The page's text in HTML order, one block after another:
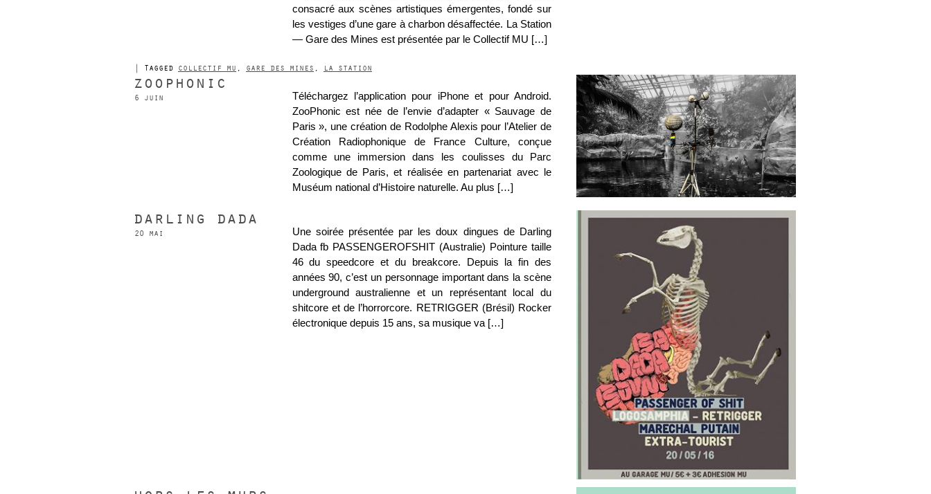
consacré aux scènes artistiques émergentes, fondé sur
les vestiges d’une gare à charbon désaffectée. La Station
— Gare des Mines est présentée par le Collectif MU […]
Tagged collectif mu , gare des mines , la station
zoophonic
6 juin
Téléchargez l’application pour iPhone et pour Android.
ZooPhonic est née de l’envie d’adapter « Sauvage de
Paris », une création de Rodolphe Alexis pour l’Atelier de
Création Radiophonique de France Culture, conçue
comme une immersion dans les coulisses du Parc
Zoologique de Paris, et réalisée en partenariat avec le
Muséum national d’Histoire naturelle. Au plus […]
darling dada
20 mai
Une soirée présentée par les doux dingues de Darling
Dada fb PASSENGEROFSHIT (Australie) Pointure taille
46 du speedcore et du breakcore. Depuis la fin des
années 90, c’est un personnage important dans la scène
underground australienne et un représentant local du
shitcore et de l’horrorcore. RETRIGGER (Brésil) Rocker
électronique depuis 15 ans, sa musique va […]